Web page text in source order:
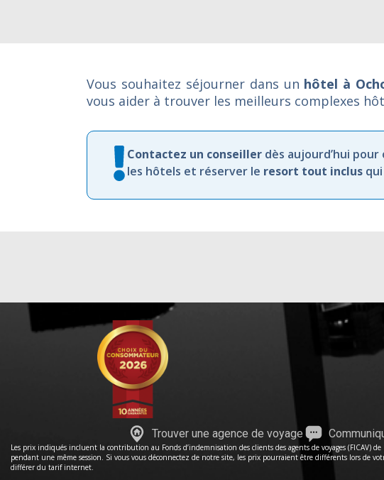
Vous souhaitez séjourner dans un hôtel à
vous aider à trouver les meilleurs complexes
Contactez un conseiller dès aujourd’hui pour
les hôtels et réserver le resort tout inclus qui
Trouver une agence de voyage
Les prix indiqués incluent la contribution au Fonds d’indemnisation des clients des agents de voyages (FICAV)
pendant une même session. Si vous vous déconnectez de notre site, les prix pourraient être différents lors de
différer du tarif internet.